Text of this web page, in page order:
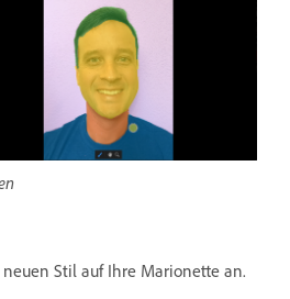
Stil auf Ihre Marionette an.